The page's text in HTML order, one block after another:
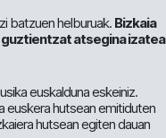
batzuen helburuak. Bizkaia
atsegina izatea
euskalduna eskeiniz.
euskera hutsean emitiduten
hutsean egiten dauan